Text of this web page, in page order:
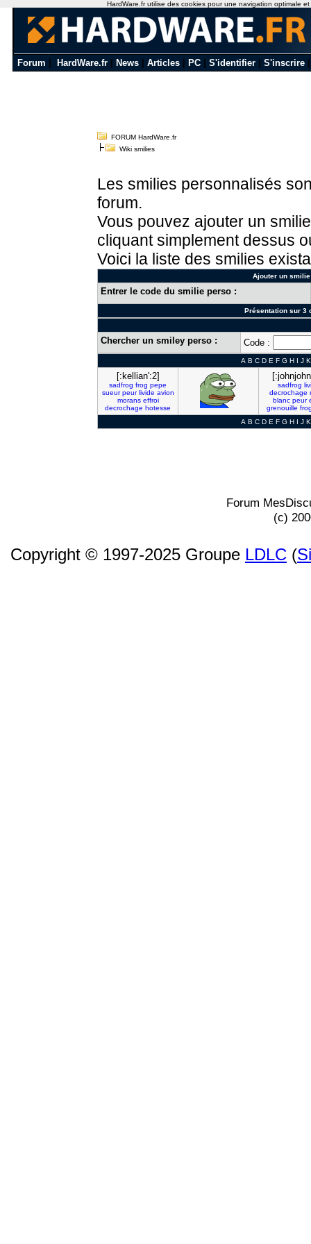
Forum HardWare.fr News Articles PC S'identifier S'inscrire
FORUM HardWare.fr
Wiki smilies
Les smilies personnalisés
forum.
Vous pouvez ajouter un
cliquant simplement dessus
Voici la liste des smilies
Ajouter un
Entrer le code du smilie perso :
Présentation sur 3
Chercher un smiley perso : Code :
A B C D E F G H I J K
[:kellian':2]
sadfrog frog pepe
sueur peur livide avion
morans effroi
decrochage hotesse
sadfrog
decrochage
blanc peur
grenouille
A B C D E F G H I J K
Forum
(c)
Copyright © 1997-2025 Groupe LDLC (
HardWare.fr utilise des cookies pour une navigation optimale